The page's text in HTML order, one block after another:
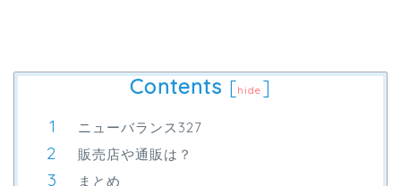
Contents [hide ]
ニューバランス327
販売店や通販は？
まとめ